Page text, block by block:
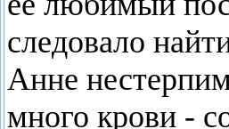
следовало
Анне
много крови -